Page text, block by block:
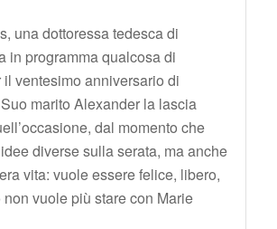
una dottoressa tedesca di
in programma qualcosa di
ventesimo anniversario di
marito Alexander la lascia
dal momento che
diverse sulla serata, ma anche
vita: vuole essere felice, libero,
non vuole più stare con Marie